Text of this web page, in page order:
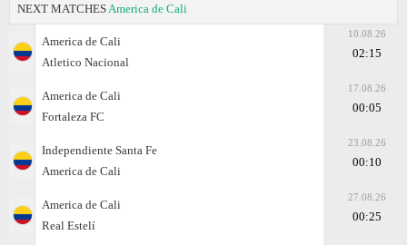
NEXT MATCHES America de Cali
America de Cali
Atletico Nacional
10.08.26
02:15
America de Cali
Fortaleza FC
17.08.26
00:05
Independiente Santa Fe
America de Cali
23.08.26
00:10
America de Cali
Real Estelí
27.08.26
00:25